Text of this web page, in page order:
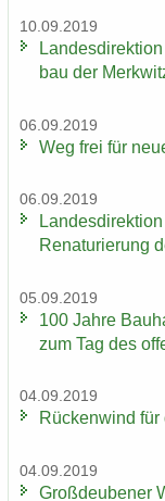
10.09.2019
bau der
06.09.2019
Weg frei für
06.09.2019
Re­na­tu­rie­rung
05.09.2019
100 Jahre
zum Tag des
04.09.2019
Rü­cken­wind
04.09.2019
Groß­deu­be­ner